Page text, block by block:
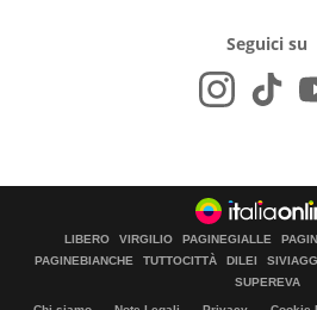
Seguici su
LIBERO VIRGILIO PAGINEGIALLE
PAGINEBIANCHE
TUTTOCITTÀ DILEI
SUPEREVA